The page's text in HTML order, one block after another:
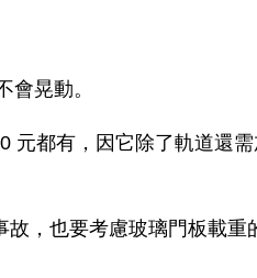
晃動。
都有，因它除了軌道還
，也要考慮玻璃門板載重